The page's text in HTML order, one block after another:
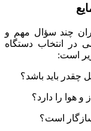
چند سؤال مهم و
در انتخاب دستگاه
است:
باید باشد؟
و هوا را دارد؟
است؟